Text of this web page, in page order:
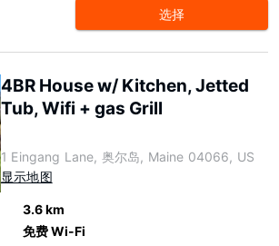
选择
4BR House w/ Kitchen, Jetted
Tub, Wifi + gas Grill
1 Eingang Lane, 奥尔岛, Maine 04066, US
显示地图
3.6 km
免费 Wi-Fi